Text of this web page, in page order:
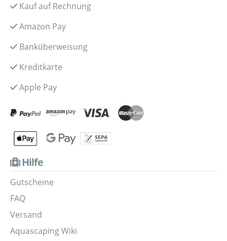
Kauf auf Rechnung
Amazon Pay
Banküberweisung
Kreditkarte
Apple Pay
Hilfe
Gutscheine
FAQ
Versand
Aquascaping Wiki